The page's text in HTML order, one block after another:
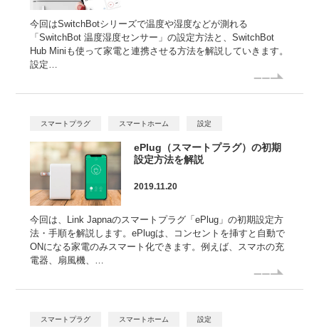
今回はSwitchBotシリーズで温度や湿度などが測れる
「SwitchBot 温度湿度センサー」の設定方法と、SwitchBot
Hub Miniも使って家電と連携させる方法を解説していきます。
設定…
スマートプラグ スマートホーム 設定
ePlug（スマートプラグ）の初期
設定方法を解説
2019.11.20
今回は、Link Japnaのスマートプラグ「ePlug」の初期設定方
法・手順を解説します。ePlugは、コンセントを挿すと自動で
ONになる家電のみスマート化できます。例えば、スマホの充
電器、扇風機、…
スマートプラグ スマートホーム 設定